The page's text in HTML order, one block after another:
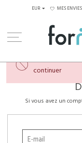
EUR MES ENVIES
Veuillez créer
continuer
Si vous avez un